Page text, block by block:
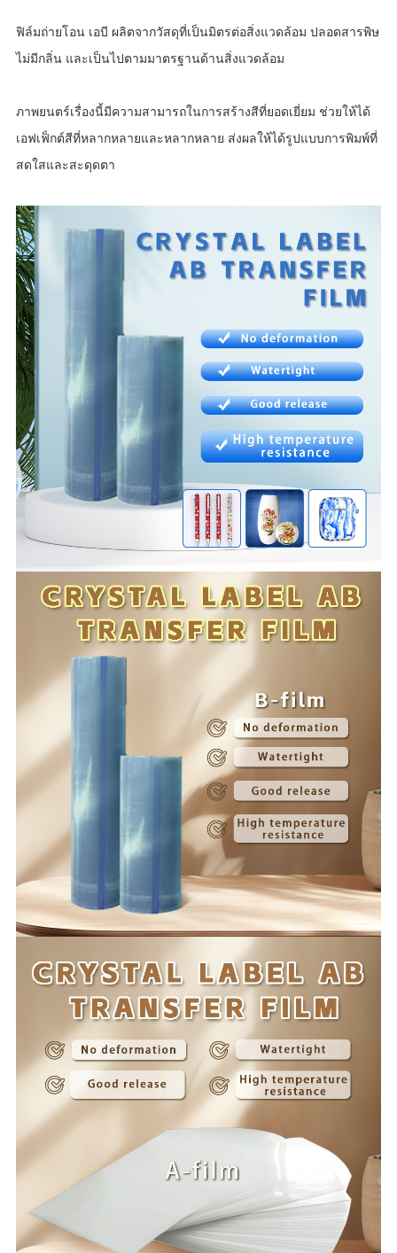
ฟิล์มถ่ายโอน เอบี ผลิตจากวัสดุที่เป็นมิตรต่อสิ่งแวดล้อม ปลอดสารพิษ
ไม่มีกลิ่น และเป็นไปตามมาตรฐานด้านสิ่งแวดล้อม
ภาพยนตร์เรื่องนี้มีความสามารถในการสร้างสีที่ยอดเยี่ยม ช่วยให้ได้
เอฟเฟ็กต์สีที่หลากหลายและหลากหลาย ส่งผลให้ได้รูปแบบการพิมพ์ที่
สดใสและสะดุดตา